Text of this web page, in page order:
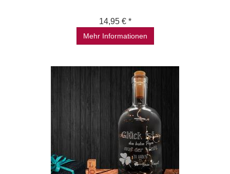
14,95 € *
Mehr Informationen